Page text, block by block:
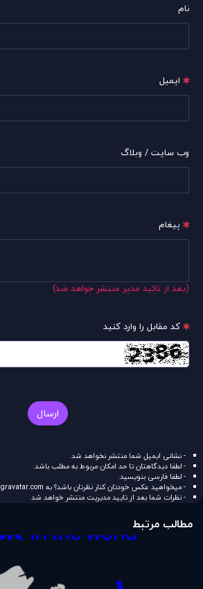
نام
ایمیل
وب سایت / وبلاگ
پیغام
(بعد از تائید مدیر منتشر خواهد شد)
کد مقابل را وارد کنید
ارسال
- نشانی ایمیل شما منتشر نخواهد شد.
- لطفا دیدگاهتان تا حد امکان مربوط به مطلب باشد.
- لطفا فارسی بنویسید.
- میخواهید عکس خودتان کنار نظرتان باشد؟ به gravatar.com
- نظرات شما بعد از تایید مدیریت منتشر خواهد شد
مطالب مرتبط